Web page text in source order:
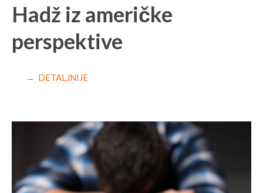
Hadž iz američke
perspektive
→ DETALJNIJE